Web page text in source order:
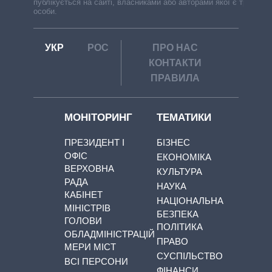
публікується на сайті, власниками або авторами якої є треті
особи.
УКР РОС
ПРО НАС
КОНТАКТИ
ПРАВИЛА
МОНІТОРИНГ
ПРЕЗИДЕНТ І
ОФІС
ВЕРХОВНА
РАДА
КАБІНЕТ
МІНІСТРІВ
ГОЛОВИ
ОБЛАДМІНІСТРАЦІЙ
МЕРИ МІСТ
ВСІ ПЕРСОНИ
ТЕМАТИКИ
БІЗНЕС
ЕКОНОМІКА
КУЛЬТУРА
НАУКА
НАЦІОНАЛЬНА
БЕЗПЕКА
ПОЛІТИКА
ПРАВО
СУСПІЛЬСТВО